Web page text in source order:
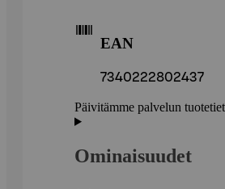
EAN
7340222802437
Päivitämme palvelun
Ominaisuudet